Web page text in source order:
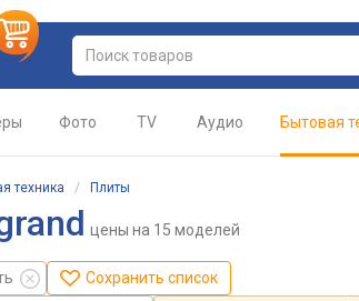
Фото TV Аудио Бытовая
техника / Плиты
цены на 15 моделей
Сохранить список